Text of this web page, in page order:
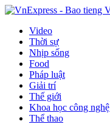
Video
Thời sự
Nhịp sống
Food
Pháp luật
Giải trí
Thế giới
Khoa học công nghệ
Thể thao